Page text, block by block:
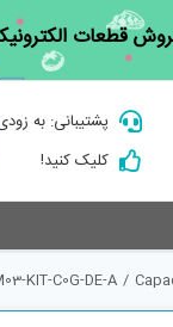
قطعات
پشتیبانی: به
کلیک کنید!
/
KIT-C0G-DE-A